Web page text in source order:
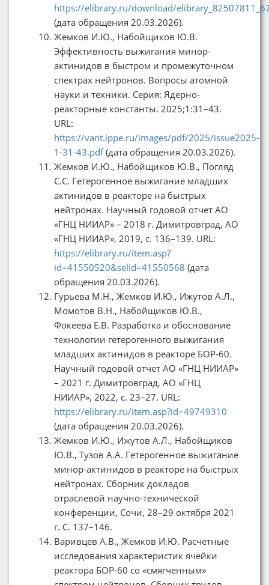
https://elibrary.ru/download/
(дата обращения 20.03.2026).
Жемков И.Ю., Набойщиков Ю.В.
Эффективность выжигания минор-
актинидов в быстром и промежуточном
спектрах нейтронов. Вопросы атомной
науки и техники. Серия: Ядерно-
реакторные константы. 2025;1:31–43.
URL:
https://vant.ippe.ru/images/pdf/2025/issue2025-
1-31-43.pdf(дата обращения 20.03.2026).
Жемков И.Ю., Набойщиков Ю.В., Погляд
С.С. Гетерогенное выжигание младших
актинидов в реакторе на быстрых
нейтронах. Научный годовой отчет АО
«ГНЦ НИИАР» – 2018 г. Димитровград, АО
«ГНЦ НИИАР», 2019, с. 136–139. URL:
https://elibrary.ru/item.asp?
id=41550520&selid=41550568 (дата
обращения 20.03.2026).
Гурьева М.Н., Жемков И.Ю., Ижутов А.Л.,
Момотов В.Н., Набойщиков Ю.В.,
Фокеева Е.В. Разработка и обоснование
технологии гетерогенного выжигания
младших актинидов в реакторе БОР-60.
Научный годовой отчет АО «ГНЦ НИИАР»
– 2021 г. Димитровград, АО «ГНЦ
НИИАР», 2022, с. 23–27. URL:
https://elibrary.ru/item.asp?id=49749310
(дата обращения 20.03.2026).
Жемков И.Ю., Ижутов А.Л., Набойщиков
Ю.В., Тузов А.А. Гетерогенное выжигание
минор-актинидов в реакторе на быстрых
нейтронах. Сборник докладов
отраслевой научно-технической
конференции, Сочи, 28–29 октября 2021
г. С. 137–146.
Варивцев А.В., Жемков И.Ю. Расчетные
исследования характеристик ячейки
реактора БОР-60 со «смягченным»